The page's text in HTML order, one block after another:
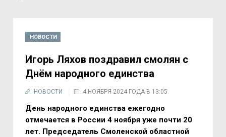
НОВОСТИ
Игорь Ляхов поздравил смолян с
Днём народного единства
НОВОСТИ 4 НОЯБРЯ 2024 ГОДА В 13:05
День народного единства ежегодно
отмечается в России 4 ноября уже почти 20
лет. Председатель Смоленской областной